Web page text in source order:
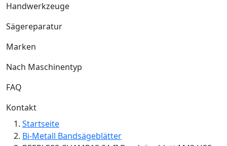
Handwerkzeuge
Sägereparatur
Marken
Nach Maschinentyp
FAQ
Kontakt
Startseite
Bi-Metall Bandsägeblätter